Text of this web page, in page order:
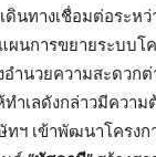
นทางเชื่อมต่อระหว่
ผนการขยายระบบ
ำนวยความสะดวก
ทำเลดังกล่าวมีควา
ฯ เข้าพัฒนาโครงก